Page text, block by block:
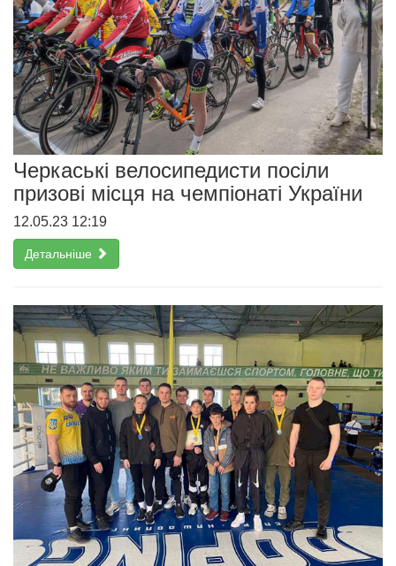
Черкаські велосипедисти посіли
призові місця на чемпіонаті України
12.05.23 12:19
Детальніше